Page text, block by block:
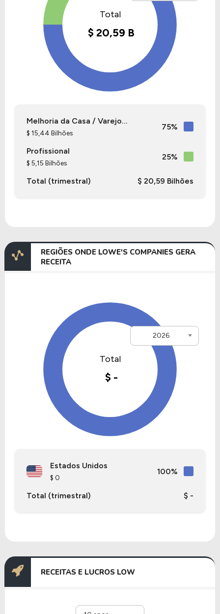
do ticker LOW
Melhoria da Casa / Varejo...
$ 15,44 Bilhões
75%
Profissional
$ 5,15 Bilhões
25%
Total (trimestral) $ 20,59 Bilhões
REGIÕES ONDE LOWE'S COMPANIES GERA
RECEITA
2026
Estados Unidos
$ 0
100%
Total (trimestral) $ -
RECEITAS E LUCROS LOW